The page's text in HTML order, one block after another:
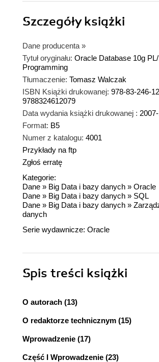
Szczegółyksiążki
Dane producenta »
Tytuł oryginału: Oracle Database 10g
Programming
Tłumaczenie: Tomasz Walczak
ISBN Książki drukowanej: 978-83-246-
9788324612079
Data wydania książki drukowanej :
Format: B5
Numer z katalogu: 4001
Przykłady na ftp
Zgłoś erratę
Kategorie:
Dane » Big Data i bazy danych » Oracle
Dane » Big Data i bazy danych » SQL
Dane » Big Data i bazy danych »
danych
Serie wydawnicze: Oracle
Spis treści książki
O autorach (13)
O redaktorze technicznym (15)
Wprowadzenie (17)
Część I Wprowadzenie (23)